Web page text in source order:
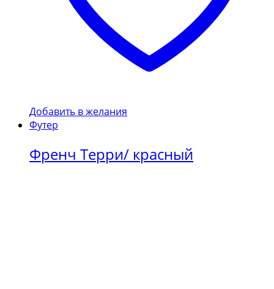
Добавить в желания
Футер
Френч Терри/ красный